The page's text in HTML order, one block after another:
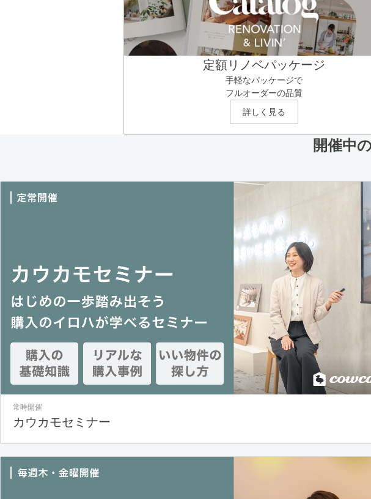
定額リノベパッケージ
手軽なパッケージで
フルオーダーの品質
詳しく見る
開催中
常時開催
カウカモセミナー